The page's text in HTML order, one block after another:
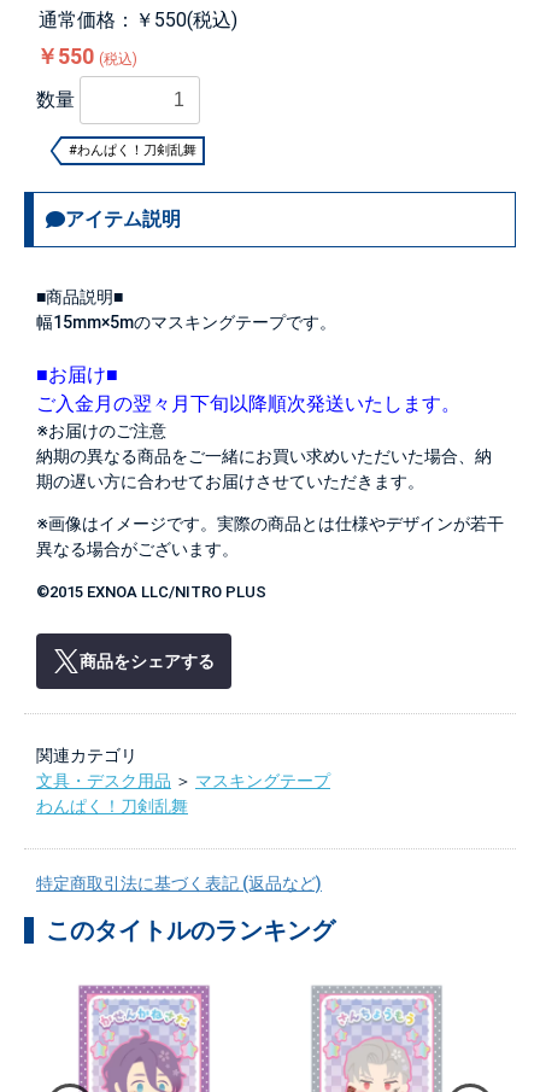
通常価格：￥550(税込)
￥550 (税込)
数量
#わんぱく！刀剣乱舞
アイテム説明
■商品説明■
幅15mm×5mのマスキングテープです。
■お届け■
ご入金月の翌々月下旬以降順次発送いたします。
※お届けのご注意
納期の異なる商品をご一緒にお買い求めいただいた場合、納
期の遅い方に合わせてお届けさせていただきます。
※画像はイメージです。実際の商品とは仕様やデザインが若干
異なる場合がございます。
©2015 EXNOA LLC/NITRO PLUS
商品をシェアする
関連カテゴリ
文具・デスク用品 ＞ マスキングテープ
わんぱく！刀剣乱舞
特定商取引法に基づく表記 (返品など)
このタイトルのランキング